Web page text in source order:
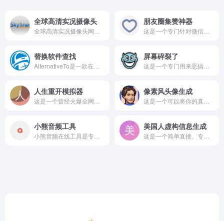
全球高清实况摄像头 朋友圈集赞神器
替换软件查找 屏幕碎裂了
人生重开模拟器 像素风头像生成
小熊音频工具 美国人虚构信息生成